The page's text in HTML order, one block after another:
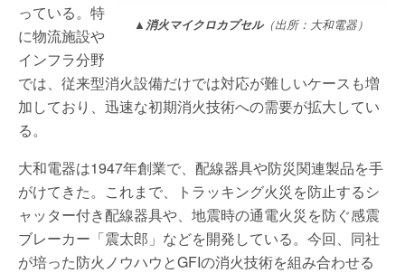
▲消火マイクロカプセル（出所：大和電器）
っている。特
に物流施設や
インフラ分野
では、従来型消火設備だけでは対応が難しいケースも増
加しており、迅速な初期消火技術への需要が拡大してい
る。
大和電器は1947年創業で、配線器具や防災関連製品を手
がけてきた。これまで、トラッキング火災を防止するシ
ャッター付き配線器具や、地震時の通電火災を防ぐ感震
ブレーカー「震太郎」などを開発している。今回、同社
が培った防火ノウハウとGFIの消火技術を組み合わせる